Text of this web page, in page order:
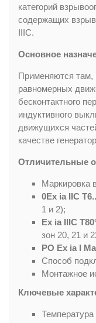
категорий
содержащих
IIIC.
Основное
Применяются там,
равномерных
бесконтактного
индуктивного
движущихся
качестве
Отличительные
Маркировка
0Ex ia IIC
1 и 2);
Ex ia IIIC
зон 20, 21 и
РО Ex ia I
Способ
Монтажное
Ключевые